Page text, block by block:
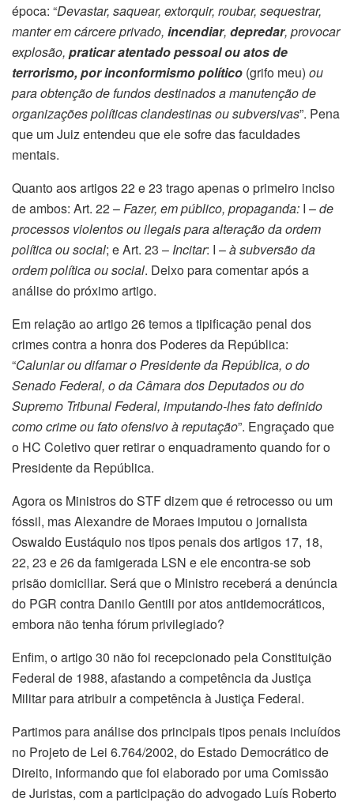
época: “Devastar, saquear, extorquir, roubar, sequestrar,
manter em cárcere privado, incendiar, depredar, provocar
explosão, praticar atentado pessoal ou atos de
terrorismo, por inconformismo político (grifo meu) ou
para obtenção de fundos destinados a manutenção de
organizações políticas clandestinas ou subversivas”. Pena
que um Juiz entendeu que ele sofre das faculdades
mentais.
Quanto aos artigos 22 e 23 trago apenas o primeiro inciso
de ambos: Art. 22 –Fazer, em público, propaganda: I –de
processos violentos ou ilegais para alteração da ordem
política ou social; e Art. 23 – Incitar: I –à subversão da
ordem política ou social. Deixo para comentar após a
análise do próximo artigo.
Em relação ao artigo 26 temos a tipificação penal dos
crimes contra a honra dos Poderes da República:
“Caluniar ou difamar o Presidente da República, o do
Senado Federal, o da Câmara dos Deputados ou do
Supremo Tribunal Federal, imputando-lhes fato definido
como crime ou fato ofensivo à reputação”. Engraçado que
o HC Coletivo quer retirar o enquadramento quando for o
Presidente da República.
Agora os Ministros do STF dizem que é retrocesso ou um
fóssil, mas Alexandre de Moraes imputou o jornalista
Oswaldo Eustáquio nos tipos penais dos artigos 17, 18,
22, 23 e 26 da famigerada LSN e ele encontra-se sob
prisão domiciliar. Será que o Ministro receberá a denúncia
do PGR contra Danilo Gentili por atos antidemocráticos,
embora não tenha fórum privilegiado?
Enfim, o artigo 30 não foi recepcionado pela Constituição
Federal de 1988, afastando a competência da Justiça
Militar para atribuir a competência à Justiça Federal.
Partimos para análise dos principais tipos penais incluídos
no Projeto de Lei 6.764/2002, do Estado Democrático de
Direito, informando que foi elaborado por uma Comissão
de Juristas, com a participação do advogado Luís Roberto